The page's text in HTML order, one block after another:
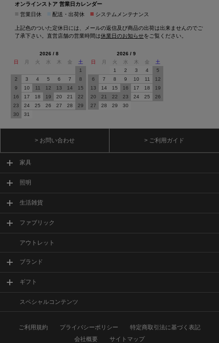
オンラインストア 営業日カレンダー
営業日休 配送・出荷休 ■ システムメンテナンス
上記色のついた定休日には、メールの返信及び商品の出荷は出来ませんのでご
了承下さい。直営店舗の営業時間は休業日のお知らせをご覧ください。
2026 / 8
日
月 火 水 木 金
土
1
2
3 4 5 6 7
8
9
10 11 12 13 14
15
16
17 18 19 20 21
22
23
24 25 26 27 28
29
30
31
2026 / 9
日
月 火 水 木 金
土
1
2 3 4
5
6
7 8 9 10 11
12
13
14 15 16 17 18
19
20
21 22 23 24 25
26
27
28 29 30
> お問い合わせ > ご利用ガイド
家具
照明
生活雑貨
ファブリック
アウトレット
ブランド
ギフト
スペシャルコンテンツ
ご利用規約 プライバシーポリシー
特定商取引法に基づく表記
会社概要
サイトマップ